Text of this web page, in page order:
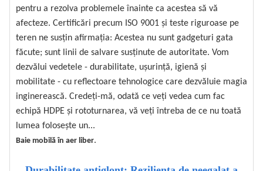
pentru a rezolva problemele înainte ca acestea să vă
afecteze. Certificări precum ISO 9001 și teste riguroase pe
teren ne susțin afirmația: Acestea nu sunt gadgeturi gata
făcute; sunt linii de salvare susținute de autoritate. Vom
dezvălui vedetele - durabilitate, ușurință, igienă și
mobilitate - cu reflectoare tehnologice care dezvăluie magia
inginerească. Credeți-mă, odată ce veți vedea cum fac
echipă HDPE și rototurnarea, vă veți întreba de ce nu toată
lumea folosește un...
Baie mobilă în aer liber.